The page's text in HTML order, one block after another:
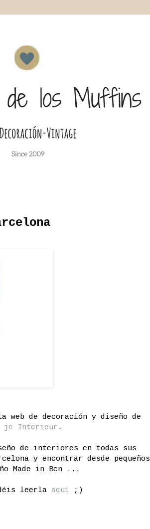
web de decoración y diseño de
je Interieur .
de interiores en todas sus
y encontrar desde pequeños
Made in Bcn ...
leerla aquí ;)